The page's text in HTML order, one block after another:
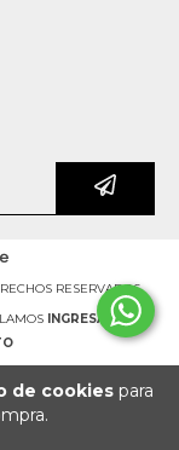
de cookiespara
RESERVADOS.
INGRESÁ ACÁ.